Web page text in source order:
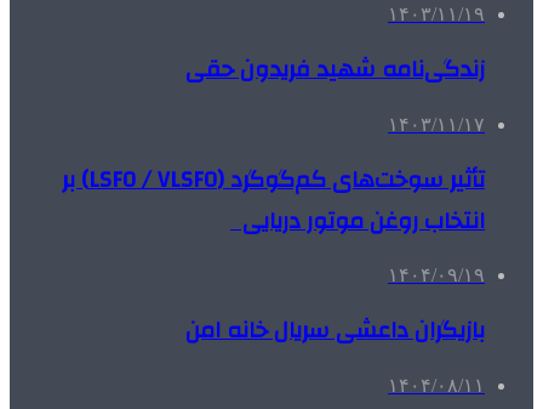
۱۴۰۳/۱۱/۱۹
زندگی‌نامه شهید فریدون حقی
۱۴۰۳/۱۱/۱۷
تأثیر سوخت‌های کم‌گوگرد (LSFO / VLSFO) بر
انتخاب روغن موتور دریایی
۱۴۰۴/۰۹/۱۹
بازیگران داعشی سریال خانه امن
۱۴۰۴/۰۸/۱۱